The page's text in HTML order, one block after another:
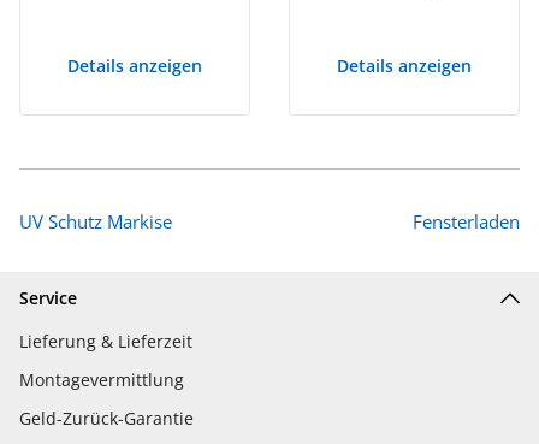
Details anzeigen Details anzeigen
UV Schutz Markise Fensterladen
Service
Lieferung & Lieferzeit
Montagevermittlung
Geld-Zurück-Garantie